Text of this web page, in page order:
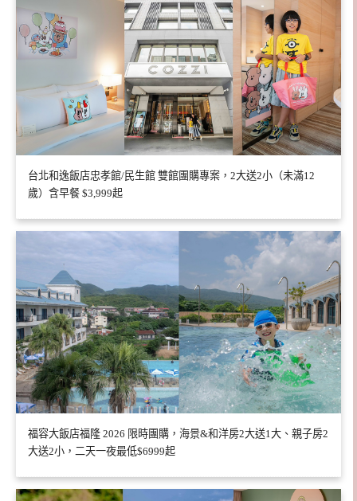
台北和逸飯店忠孝館/民生館 雙館團購專案，2大送2小（未滿12
歲）含早餐 $3,999起
福容大飯店福隆 2026 限時團購，海景&和洋房2大送1大、親子房2
大送2小，二天一夜最低$6999起